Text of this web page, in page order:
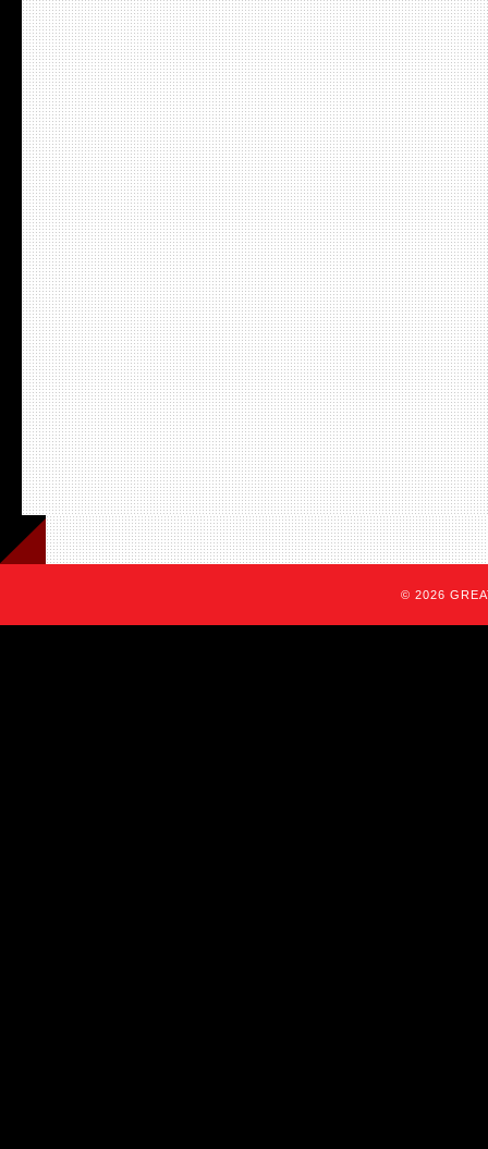
© 2026